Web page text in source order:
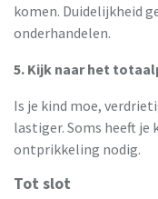
komen. Duidelijkheid
onderhandelen.
5. Kijk naar het
Is je kind moe,
lastiger. Soms heeft
ontprikkeling nodig.
Tot slot